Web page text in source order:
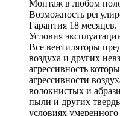
Монтаж в любом
Возможность
Гарантия 18 месяцев.
Условия
Все вентиляторы
воздуха и других
агрессивность
агрессивности
волокнистых и
пыли и других
условиях